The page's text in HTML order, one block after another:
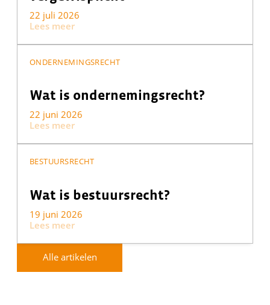
22 juli 2026
Lees meer
ONDERNEMINGSRECHT
Wat is ondernemingsrecht?
22 juni 2026
Lees meer
BESTUURSRECHT
Wat is bestuursrecht?
19 juni 2026
Lees meer
Alle artikelen